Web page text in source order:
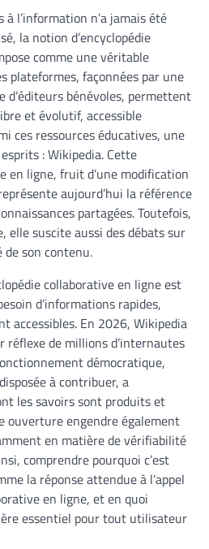
à l’information n’a jamais été
la notion d’encyclopédie
comme une véritable
plateformes, façonnées par une
bénévoles, permettent
et évolutif, accessible
ces ressources éducatives, une
: Wikipedia. Cette
en ligne, fruit d’une modification
aujourd’hui la référence
partagées. Toutefois,
elle suscite aussi des débats sur
son contenu.
collaborative en ligne est
d’informations rapides,
accessibles. En 2026, Wikipedia
réflexe de millions d’internautes
démocratique,
à contribuer, a
les savoirs sont produits et
ouverture engendre également
en matière de vérifiabilité
comprendre pourquoi c’est
la réponse attendue à l’appel
en ligne, et en quoi
essentiel pour tout utilisateur